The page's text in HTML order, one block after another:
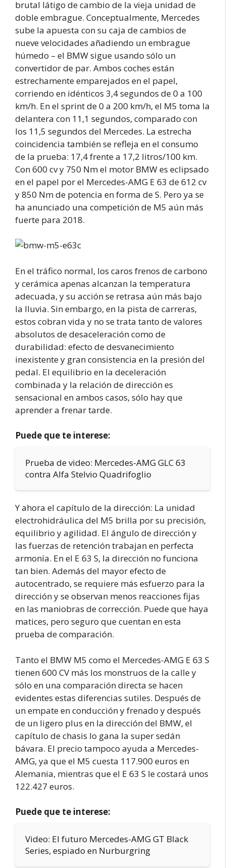
brutal látigo de cambio de la vieja unidad de
doble embrague. Conceptualmente, Mercedes
sube la apuesta con su caja de cambios de
nueve velocidades añadiendo un embrague
húmedo – el BMW sigue usando sólo un
convertidor de par. Ambos coches están
estrechamente emparejados en el papel,
corriendo en idénticos 3,4 segundos de 0 a 100
km/h. En el sprint de 0 a 200 km/h, el M5 toma la
delantera con 11,1 segundos, comparado con
los 11,5 segundos del Mercedes. La estrecha
coincidencia también se refleja en el consumo
de la prueba: 17,4 frente a 17,2 litros/100 km.
Con 600 cv y 750 Nm el motor BMW es eclipsado
en el papel por el Mercedes-AMG E 63 de 612 cv
y 850 Nm de potencia en forma de S. Pero ya se
ha anunciado una competición de M5 aún más
fuerte para 2018.
En el tráfico normal, los caros frenos de carbono
y cerámica apenas alcanzan la temperatura
adecuada, y su acción se retrasa aún más bajo
la lluvia. Sin embargo, en la pista de carreras,
estos cobran vida y no se trata tanto de valores
absolutos de desaceleración como de
durabilidad: efecto de desvanecimiento
inexistente y gran consistencia en la presión del
pedal. El equilibrio en la deceleración
combinada y la relación de dirección es
sensacional en ambos casos, sólo hay que
aprender a frenar tarde.
Puede que te interese:
Prueba de video: Mercedes-AMG GLC 63
contra Alfa Stelvio Quadrifoglio
Y ahora el capítulo de la dirección: La unidad
electrohidráulica del M5 brilla por su precisión,
equilibrio y agilidad. El ángulo de dirección y
las fuerzas de retención trabajan en perfecta
armonía. En el E 63 S, la dirección no funciona
tan bien. Además del mayor efecto de
autocentrado, se requiere más esfuerzo para la
dirección y se observan menos reacciones fijas
en las maniobras de corrección. Puede que haya
matices, pero seguro que cuentan en esta
prueba de comparación.
Tanto el BMW M5 como el Mercedes-AMG E 63 S
tienen 600 CV más los monstruos de la calle y
sólo en una comparación directa se hacen
evidentes estas diferencias sutiles. Después de
un empate en conducción y frenado y después
de un ligero plus en la dirección del BMW, el
capítulo de chasis lo gana la super sedán
bávara. El precio tampoco ayuda a Mercedes-
AMG, ya que el M5 cuesta 117.900 euros en
Alemania, mientras que el E 63 S le costará unos
122.427 euros.
Puede que te interese:
Video: El futuro Mercedes-AMG GT Black
Series, espiado en Nurburgring